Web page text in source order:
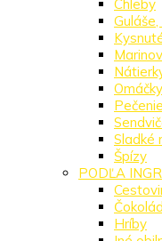
Chleby
Pečenie
Sladké
Špízy
PODĽA
Hríby